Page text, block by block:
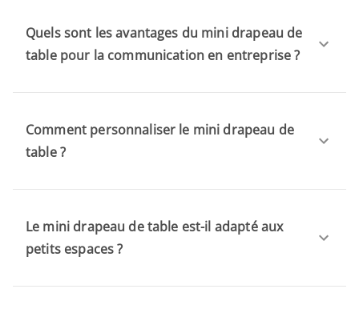
Quels sont les avantages du mini drapeau de
table pour la communication en entreprise ?
Comment personnaliser le mini drapeau de
table ?
Le mini drapeau de table est-il adapté aux
petits espaces ?